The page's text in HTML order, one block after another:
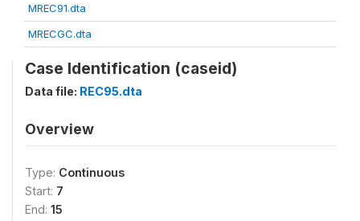
MREC91.dta
MRECGC.dta
Case Identification (caseid)
Data file: REC95.dta
Overview
Type: Continuous
Start: 7
End: 15